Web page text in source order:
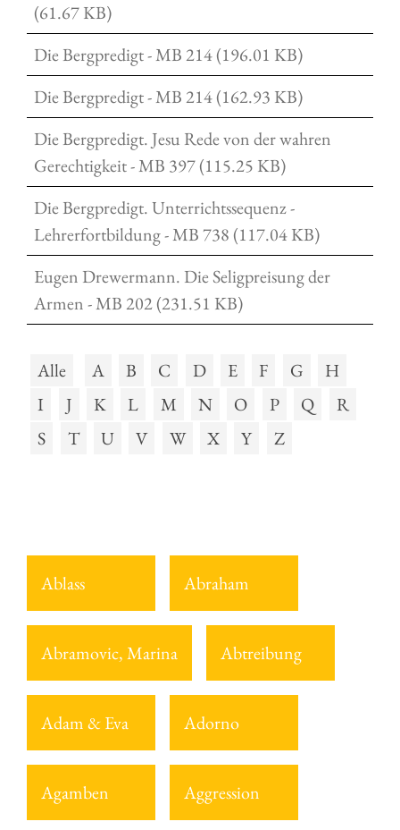
(61.67 KB)
Die Bergpredigt - MB 214 (196.01 KB)
Die Bergpredigt - MB 214 (162.93 KB)
Die Bergpredigt. Jesu Rede von der wahren
Gerechtigkeit - MB 397 (115.25 KB)
Die Bergpredigt. Unterrichtssequenz -
Lehrerfortbildung - MB 738 (117.04 KB)
Eugen Drewermann. Die Seligpreisung der
Armen - MB 202 (231.51 KB)
Alle A B C D E F G
H
I
J K L M N O P Q
R
S
T U V W X Y Z
Ablass Abraham
Abramovic, Marina Abtreibung
Adam & Eva Adorno
Agamben Aggression